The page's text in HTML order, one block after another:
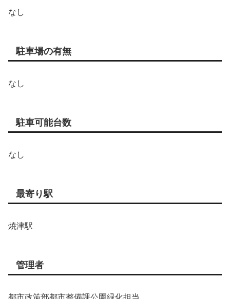
なし
駐車場の有無
なし
駐車可能台数
なし
最寄り駅
焼津駅
管理者